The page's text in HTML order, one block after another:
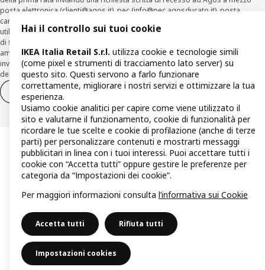
posta elettronica (clienti@agos.it), pec (info@pec.agosducato.it), posta
cartacea (Viale Fulvio Testi, 280 - 20126 Milano) e per via telematica –
utilizzando la funzionalità sul sitowww.agos.it(“Recesso”) - anche per richieste
di finanziamento effettuate con canali a distanza. In caso di pre-
ammortamento, la comunicazione di recesso da parte del Cliente deve essere
inviata, con le modalità di cui sopra entro 30 giorni dalla data di accettazione
della richiesta di finanziamento.
Diritto di recesso
Diritto di recesso per i servizi
Hai il controllo sui tuoi cookie
IKEA Italia Retail S.r.l. utilizza cookie e tecnologie simili
(come pixel e strumenti di tracciamento lato server) su
questo sito. Questi servono a farlo funzionare
correttamente, migliorare i nostri servizi e ottimizzare la tua
esperienza.
Usiamo cookie analitici per capire come viene utilizzato il
sito e valutarne il funzionamento, cookie di funzionalità per
ricordare le tue scelte e cookie di profilazione (anche di terze
parti) per personalizzare contenuti e mostrarti messaggi
pubblicitari in linea con i tuoi interessi. Puoi accettare tutti i
cookie con “Accetta tutti” oppure gestire le preferenze per
categoria da “Impostazioni dei cookie”.
Per maggiori informazioni consulta l’informativa sui Cookie
Accetta tutti Rifiuta tutti
Impostazioni cookies